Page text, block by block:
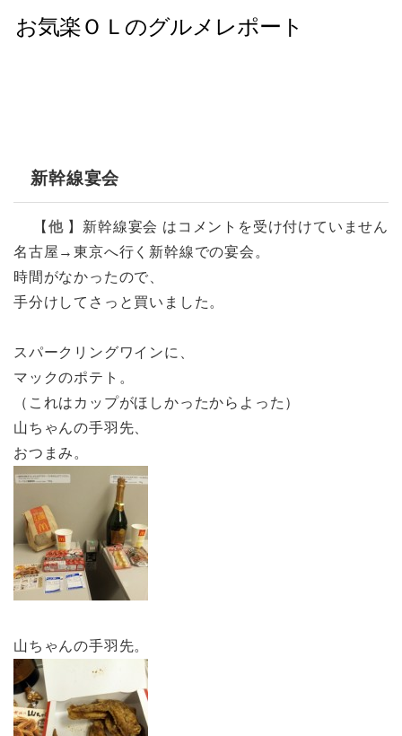
新幹線宴会
【 他】 新幹線宴会 は コメントを受け付けていません
名古屋→東京へ行く新幹線での宴会。
時間がなかったので、
手分けしてさっと買いました。
スパークリングワインに、
マックのポテト。
（これはカップがほしかったからよった）
山ちゃんの手羽先、
おつまみ。
山ちゃんの手羽先。